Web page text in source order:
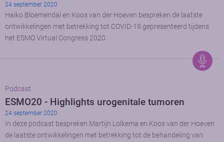
24 september 2020
Haiko Bloemendal en Koos van der Hoeven bespreken de laatste
ontwikkelingen met betrekking tot COVID-19 gepresenteerd tijdens
het ESMO Virtual Congress 2020.
Podcast
ESMO20 - Highlights urogenitale tumoren
24 september 2020
In deze podcast bespreken Martijn Lolkema en Koos van der Hoeven
de laatste ontwikkelingen met betrekking tot de behandeling van